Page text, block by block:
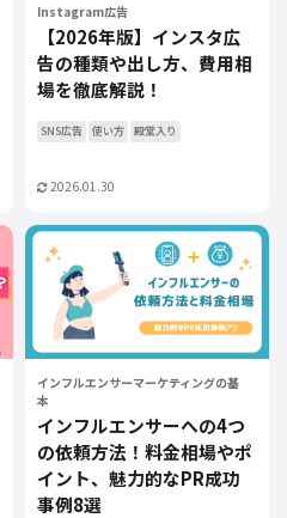
Instagram広告
【2026年版】インスタ広
告の種類や出し方、費用相
場を徹底解説！
SNS広告 使い方 殿堂入り
2026.01.30
インフルエンサーマーケティングの基
本
インフルエンサーへの4つ
の依頼方法！料金相場やポ
イント、魅力的なPR成功
事例8選